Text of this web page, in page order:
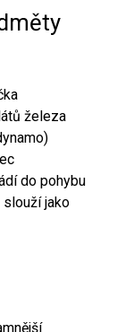
železa
do pohybu
slouží jako